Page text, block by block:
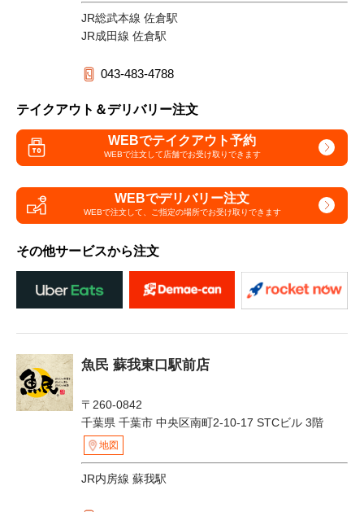
JR総武本線 佐倉駅
JR成田線 佐倉駅
043-483-4788
テイクアウト＆デリバリー注文
WEBでテイクアウト予約
WEBで注文して店舗でお受け取りできます
WEBでデリバリー注文
WEBで注文して、 ご指定の場所でお受け取りできます
その他サービスから注文
魚民 蘇我東口駅前店
〒260-0842
千葉県 千葉市 中央区南町2-10-17 STCビル 3階
地図
JR内房線 蘇我駅